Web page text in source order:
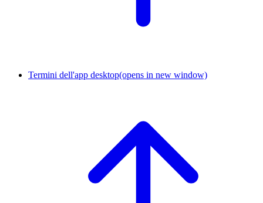
Termini dell'app desktop(opens in new window)